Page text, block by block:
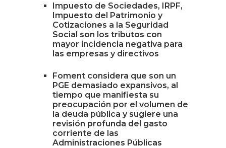
Impuesto de Sociedades, IRPF,
Impuesto del Patrimonio y
Cotizaciones a la Seguridad
Social son los tributos con
mayor incidencia negativa para
las empresas y directivos
Foment considera que son un
PGE demasiado expansivos, al
tiempo que manifiesta su
preocupación por el volumen de
la deuda pública y sugiere una
revisión profunda del gasto
corriente de las
Administraciones Públicas